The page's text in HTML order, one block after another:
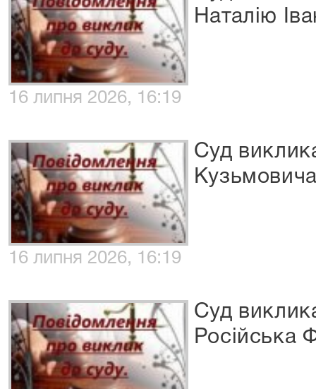
Наталію
16 липня 2026, 16:19
Суд
16 липня 2026, 16:19
Суд
Російська